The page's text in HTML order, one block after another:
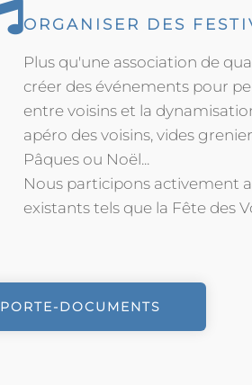
ORGANISER DES
Plus qu'une association de
créer des événements pour
entre voisins et la
apéro des voisins, vides
Pâques ou Noël...
Nous participons activement
existants tels que la Fête des
PORTE-DOCUMENTS